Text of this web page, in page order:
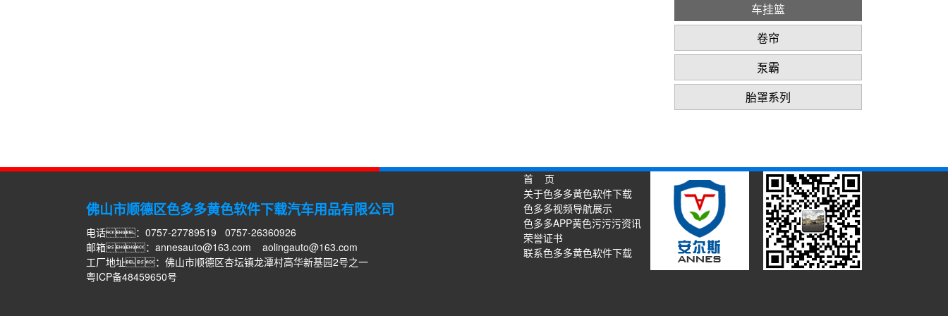
车挂篮
卷帘
泵霸
胎罩系列
佛山市顺德区色多多黄色软件下载汽车用品有限公司
电话：0757-27789519 0757-26360926
邮箱： annesauto@163.com
aolingauto@163.com
工厂地址：佛山市顺德区杏坛镇龙潭村高华新基园2号之一
粤ICP备48459650号
首 页
关于色多多黄色软件下载
色多多视频导航展示
色多多APP黄色污污污资讯
荣誉证书
联系色多多黄色软件下载